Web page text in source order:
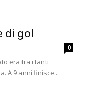
di gol
0
era tra i tanti
A 9 anni finisce...